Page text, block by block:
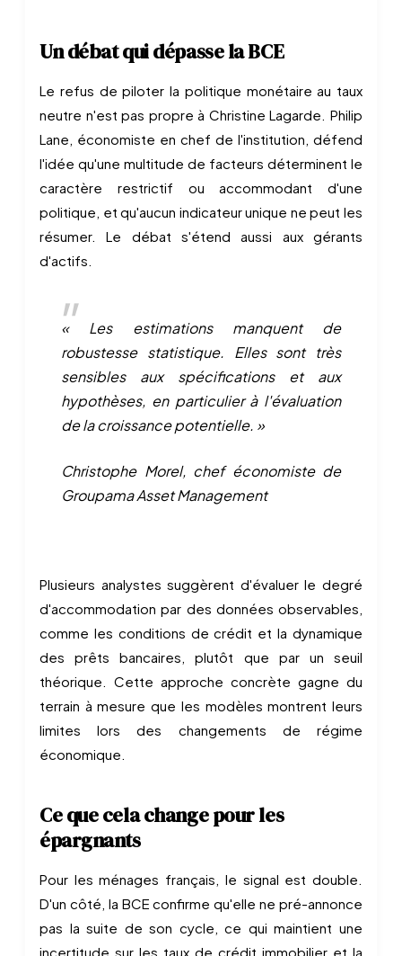
Un débat qui dépasse la BCE
Le refus de piloter la politique monétaire au taux
neutre n'est pas propre à Christine Lagarde. Philip
Lane, économiste en chef de l'institution, défend
l'idée qu'une multitude de facteurs déterminent le
caractère restrictif ou accommodant d'une
politique, et qu'aucun indicateur unique ne peut les
résumer. Le débat s'étend aussi aux gérants
d'actifs.
« Les estimations manquent de
robustesse statistique. Elles sont très
sensibles aux spécifications et aux
hypothèses, en particulier à l'évaluation
de la croissance potentielle. »
Christophe Morel, chef économiste de
Groupama Asset Management
Plusieurs analystes suggèrent d'évaluer le degré
d'accommodation par des données observables,
comme les conditions de crédit et la dynamique
des prêts bancaires, plutôt que par un seuil
théorique. Cette approche concrète gagne du
terrain à mesure que les modèles montrent leurs
limites lors des changements de régime
économique.
Ce que cela change pour les
épargnants
Pour les ménages français, le signal est double.
D'un côté, la BCE confirme qu'elle ne pré-annonce
pas la suite de son cycle, ce qui maintient une
incertitude sur les taux de crédit immobilier et la